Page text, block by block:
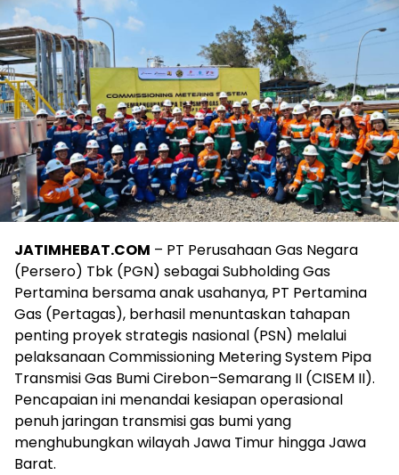
JATIMHEBAT.COM – PT Perusahaan Gas Negara
(Persero) Tbk (PGN) sebagai Subholding Gas
Pertamina bersama anak usahanya, PT Pertamina
Gas (Pertagas), berhasil menuntaskan tahapan
penting proyek strategis nasional (PSN) melalui
pelaksanaan Commissioning Metering System Pipa
Transmisi Gas Bumi Cirebon–Semarang II (CISEM II).
Pencapaian ini menandai kesiapan operasional
penuh jaringan transmisi gas bumi yang
menghubungkan wilayah Jawa Timur hingga Jawa
Barat.